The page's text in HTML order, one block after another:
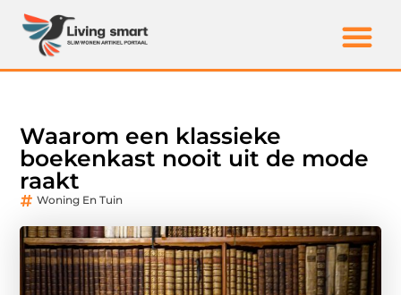
Waarom een klassieke
boekenkast nooit uit de mode
raakt
Woning En Tuin